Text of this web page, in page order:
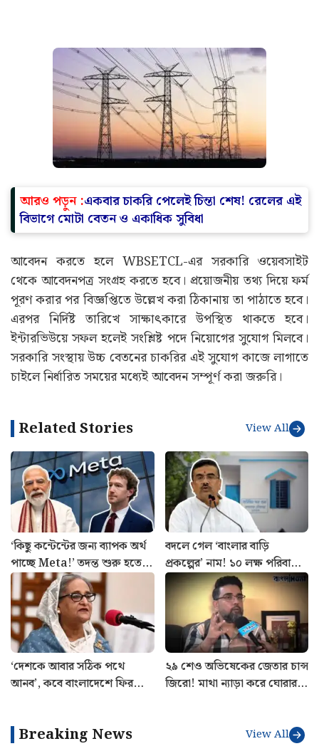
আরও পড়ুন :একবার চাকরি পেলেই চিন্তা শেষ! রেলের এই
বিভাগে মোটা বেতন ও একাধিক সুবিধা
আবেদন করতে হলে WBSETCL-এর সরকারি ওয়েবসাইট
থেকে আবেদনপত্র সংগ্রহ করতে হবে। প্রয়োজনীয় তথ্য দিয়ে ফর্ম
পূরণ করার পর বিজ্ঞপ্তিতে উল্লেখ করা ঠিকানায় তা পাঠাতে হবে।
এরপর নির্দিষ্ট তারিখে সাক্ষাৎকারে উপস্থিত থাকতে হবে।
ইন্টারভিউয়ে সফল হলেই সংশ্লিষ্ট পদে নিয়োগের সুযোগ মিলবে।
সরকারি সংস্থায় উচ্চ বেতনের চাকরির এই সুযোগ কাজে লাগাতে
চাইলে নির্ধারিত সময়ের মধ্যেই আবেদন সম্পূর্ণ করা জরুরি।
Related Stories View All
‘কিছু কন্টেন্টের জন্য ব্যাপক অর্থ
পাচ্ছে Meta!’ তদন্ত শুরু হতেই
প্রকাশে বড় তথ্য
বদলে গেল ‘বাংলার বাড়ি
প্রকল্পের’ নাম! ১০ লক্ষ পরিবারের
উদেশ্যে বড় ঘোষণা শুভেন্দুর
‘দেশকে আবার সঠিক পথে
আনব’, কবে বাংলাদেশে ফিরছেন
২৯ শেও অভিষেকের জেতার চান্স
জিরো! মাথা ন্যাড়া করে ঘোরার
Breaking News View All